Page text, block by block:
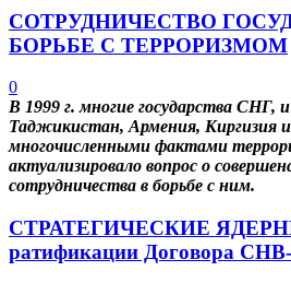
СОТРУДНИЧЕСТВО
БОРЬБЕ С ТЕРРОРИЗМОМ
0
В 1999 г. многие государства СНГ,
Таджикистан, Армения, Киргизия и
многочисленными фактами
актуализировало вопрос о
сотрудничества в борьбе с ним.
СТРАТЕГИЧЕСКИЕ
ратификации Договора